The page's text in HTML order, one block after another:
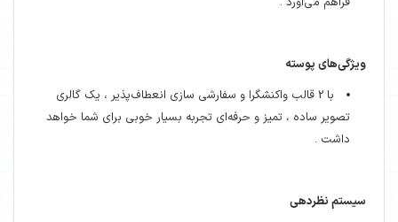
ویژگی‌های پوسته
با 2 قالب واکنشگرا و سفارشی سازی انعطاف‌پذیر ، یک گالری
تصویر ساده ، تمیز و حرفه‌ای تجربه بسیار خوبی برای شما خواهد
داشت .
سیستم نظردهی